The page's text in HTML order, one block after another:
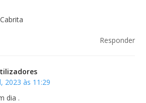
Responder
2023 às 11:29
dia .